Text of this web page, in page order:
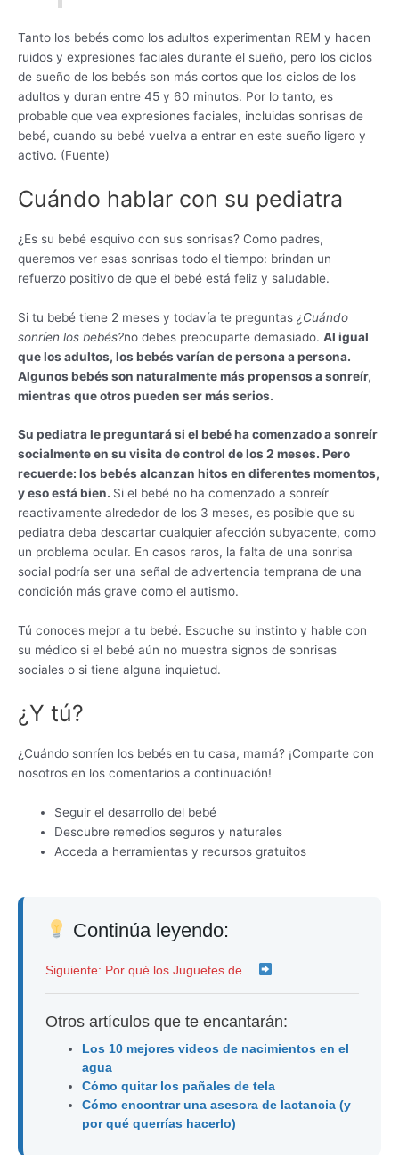
Tanto los bebés como los adultos experimentan REM y hacen
ruidos y expresiones faciales durante el sueño, pero los ciclos
de sueño de los bebés son más cortos que los ciclos de los
adultos y duran entre 45 y 60 minutos. Por lo tanto, es
probable que vea expresiones faciales, incluidas sonrisas de
bebé, cuando su bebé vuelva a entrar en este sueño ligero y
activo. (Fuente)
Cuándo hablar con su pediatra
¿Es su bebé esquivo con sus sonrisas? Como padres,
queremos ver esas sonrisas todo el tiempo: brindan un
refuerzo positivo de que el bebé está feliz y saludable.
Si tu bebé tiene 2 meses y todavía te preguntas ¿Cuándo
sonríen los bebés?no debes preocuparte demasiado. Al igual
que los adultos, los bebés varían de persona a persona.
Algunos bebés son naturalmente más propensos a sonreír,
mientras que otros pueden ser más serios.
Su pediatra le preguntará si el bebé ha comenzado a sonreír
socialmente en su visita de control de los 2 meses. Pero
recuerde: los bebés alcanzan hitos en diferentes momentos,
y eso está bien. Si el bebé no ha comenzado a sonreír
reactivamente alrededor de los 3 meses, es posible que su
pediatra deba descartar cualquier afección subyacente, como
un problema ocular. En casos raros, la falta de una sonrisa
social podría ser una señal de advertencia temprana de una
condición más grave como el autismo.
Tú conoces mejor a tu bebé. Escuche su instinto y hable con
su médico si el bebé aún no muestra signos de sonrisas
sociales o si tiene alguna inquietud.
¿Y tú?
¿Cuándo sonríen los bebés en tu casa, mamá? ¡Comparte con
nosotros en los comentarios a continuación!
Seguir el desarrollo del bebé
Descubre remedios seguros y naturales
Acceda a herramientas y recursos gratuitos
Continúa leyendo:
Siguiente: Por qué los Juguetes de…
Otros artículos que te encantarán:
Los 10 mejores videos de nacimientos en el
agua
Cómo quitar los pañales de tela
Cómo encontrar una asesora de lactancia (y
por qué querrías hacerlo)